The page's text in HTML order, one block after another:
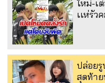
ใหม่-เ
เเห่รัว
ปล่อย
สุดท้าย